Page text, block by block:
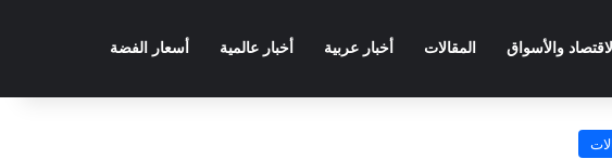
الاقتصاد والأسواق المقالات أخبار عربية أخبار عالمية أسعار الفضة